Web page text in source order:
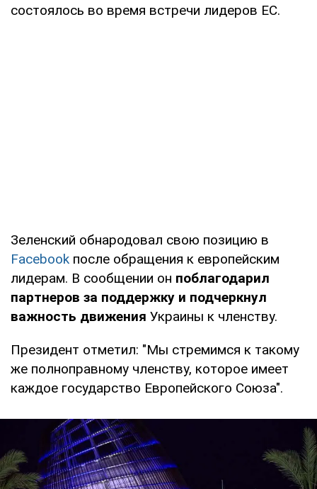
состоялось во время встречи лидеров ЕС.
Зеленский обнародовал свою позицию в
Facebook после обращения к европейским
лидерам. В сообщении он поблагодарил
партнеров за поддержку и подчеркнул
важность движения Украины к членству.
Президент отметил: "Мы стремимся к такому
же полноправному членству, которое имеет
каждое государство Европейского Союза".